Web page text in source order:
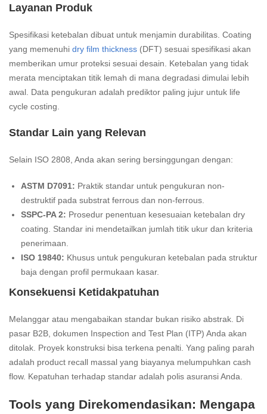
Layanan Produk
Spesifikasi ketebalan dibuat untuk menjamin durabilitas. Coating
yang memenuhi dry film thickness (DFT) sesuai spesifikasi akan
memberikan umur proteksi sesuai desain. Ketebalan yang tidak
merata menciptakan titik lemah di mana degradasi dimulai lebih
awal. Data pengukuran adalah prediktor paling jujur untuk life
cycle costing.
Standar Lain yang Relevan
Selain ISO 2808, Anda akan sering bersinggungan dengan:
ASTM D7091: Praktik standar untuk pengukuran non-
destruktif pada substrat ferrous dan non-ferrous.
SSPC-PA 2: Prosedur penentuan kesesuaian ketebalan dry
coating. Standar ini mendetailkan jumlah titik ukur dan kriteria
penerimaan.
ISO 19840: Khusus untuk pengukuran ketebalan pada struktur
baja dengan profil permukaan kasar.
Konsekuensi Ketidakpatuhan
Melanggar atau mengabaikan standar bukan risiko abstrak. Di
pasar B2B, dokumen Inspection and Test Plan (ITP) Anda akan
ditolak. Proyek konstruksi bisa terkena penalti. Yang paling parah
adalah product recall massal yang biayanya melumpuhkan cash
flow. Kepatuhan terhadap standar adalah polis asuransi Anda.
Tools yang Direkomendasikan: Mengapa